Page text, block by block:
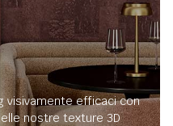
visivamente efficaci con
nostre texture 3D